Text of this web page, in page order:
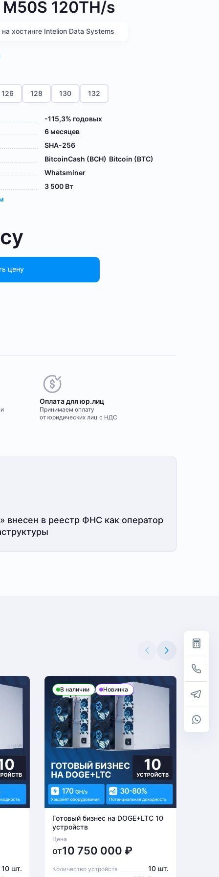
120TH/s
хостинге Intelion Data Systems
126 128 130 132
-115,3% годовых
6 месяцев
SHA-256
BitcoinCash (BCH) Bitcoin (BTC)
Whatsminer
3 500 Вт
цену
Оплата для юр.лиц
Принимаем оплату
от юридических лиц с НДС
внесен в реестр ФНС как оператор
10 шт.
В наличии Новинка
Готовый бизнес на DOGE+LTC 10
устройств
Цена
от10 750 000 ₽
Количество устройств 10 шт.